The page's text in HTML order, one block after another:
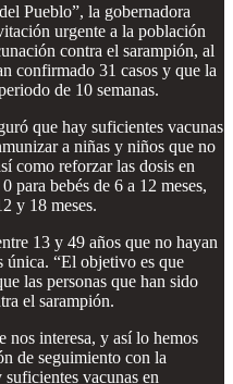
Pueblo”, la gobernadora
urgente a la población
contra el sarampión, al
confirmado 31 casos y que la
de 10 semanas.
que hay suficientes vacunas
a niñas y niños que no
como reforzar las dosis en
para bebés de 6 a 12 meses,
y 18 meses.
13 y 49 años que no hayan
única. “El objetivo es que
las personas que han sido
el sarampión.
nos interesa, y así lo hemos
de seguimiento con la
vacunas en